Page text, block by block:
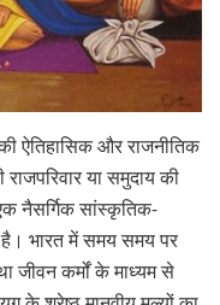
ऐतिहासिक और राजनीतिक
या समुदाय की
नैसर्गिक सांस्कृतिक-
है। भारत में समय समय पर
जीवन कर्मों के माध्यम से